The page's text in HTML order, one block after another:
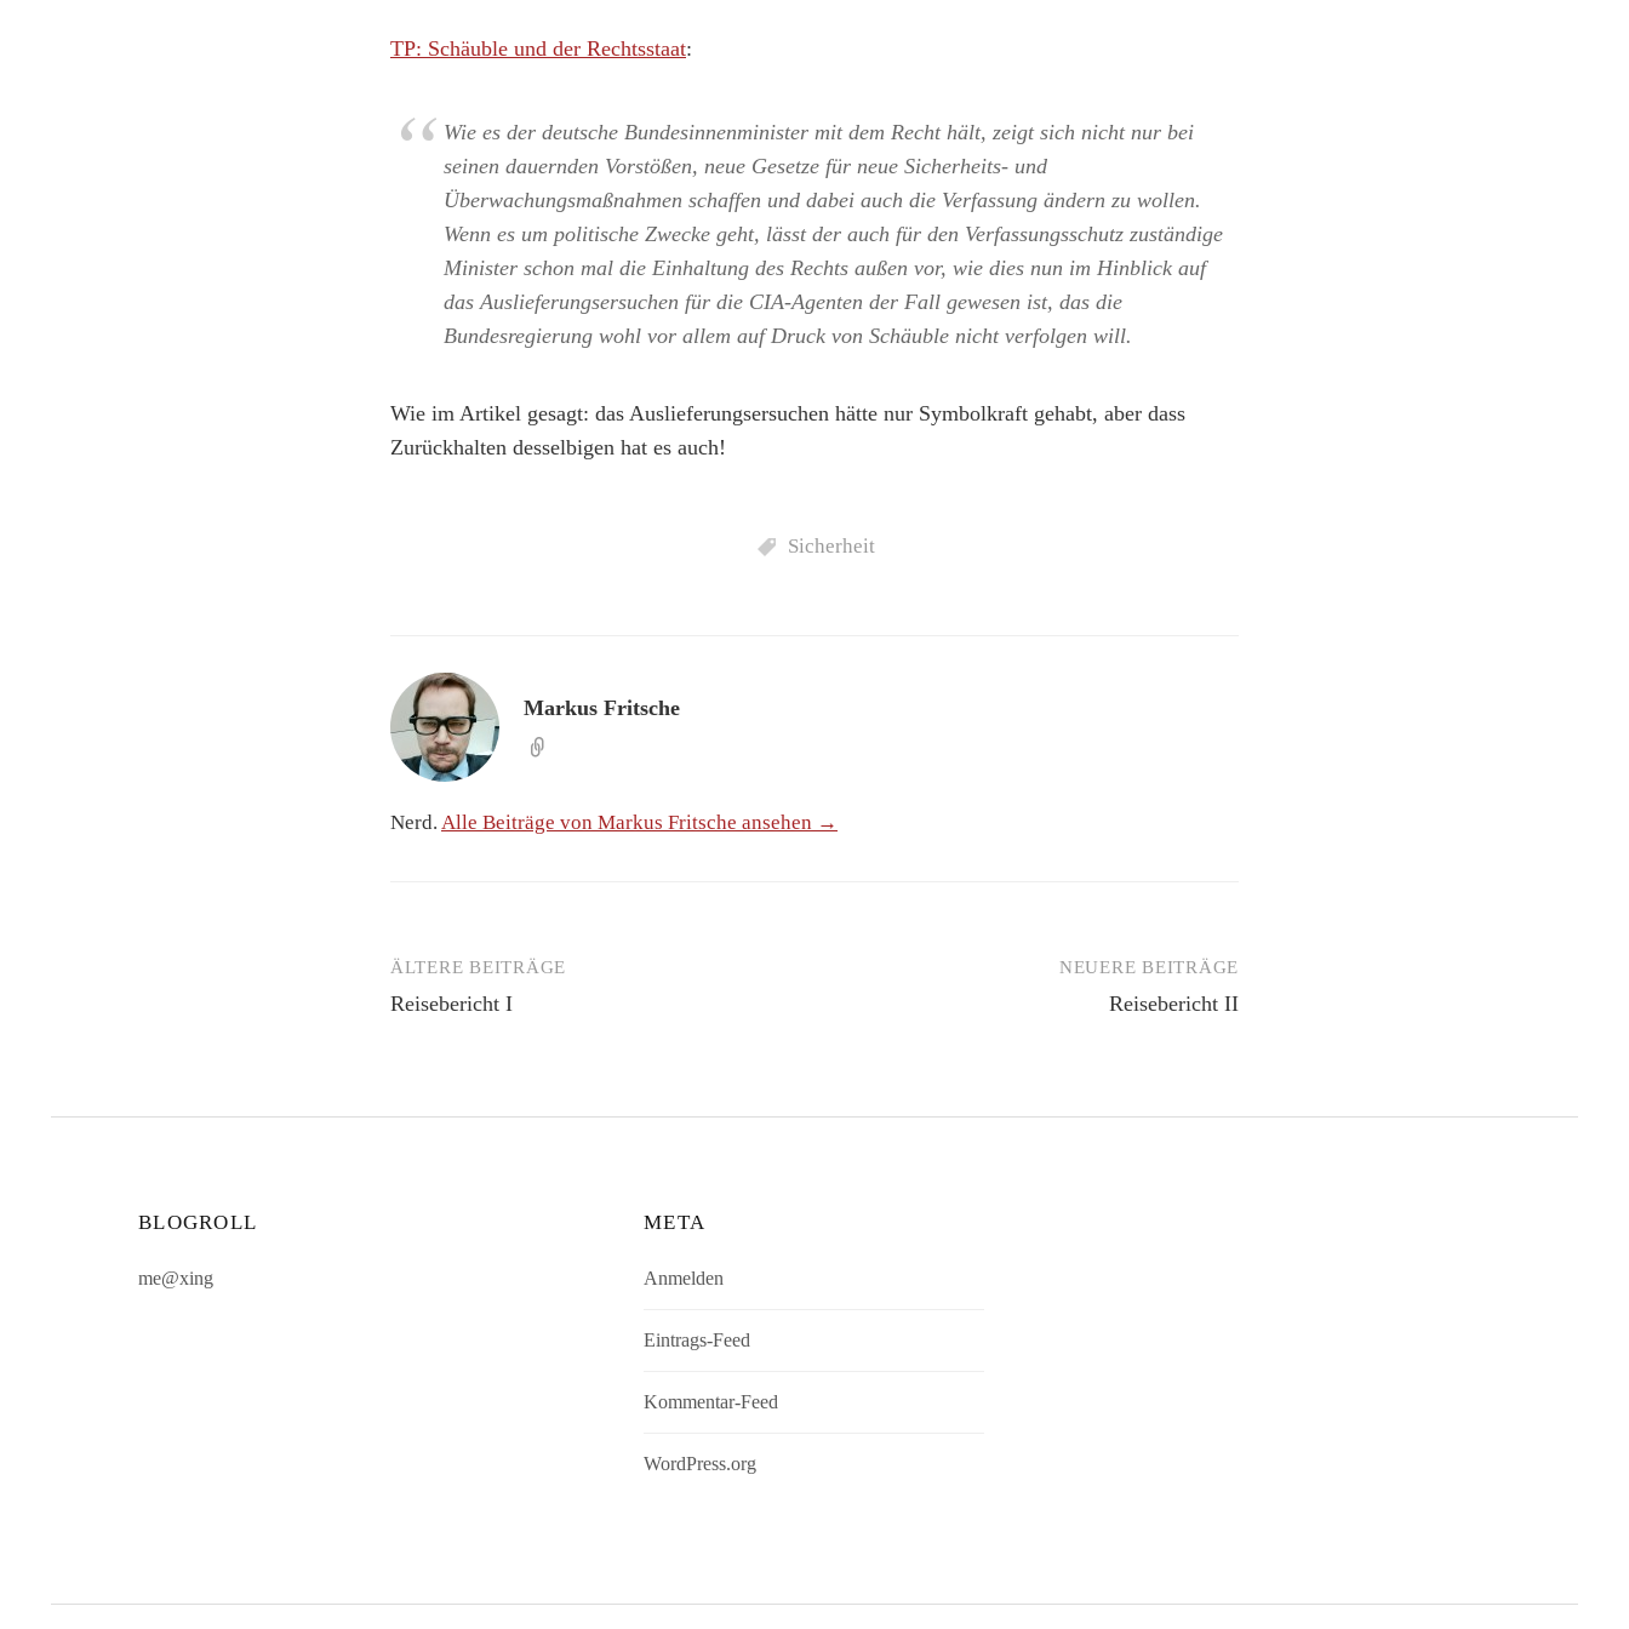
TP: Schäuble und der Rechtsstaat:
Wie es der deutsche Bundesinnenminister mit dem Recht hält, zeigt sich nicht nur bei
seinen dauernden Vorstößen, neue Gesetze für neue Sicherheits- und
Überwachungsmaßnahmen schaffen und dabei auch die Verfassung ändern zu wollen.
Wenn es um politische Zwecke geht, lässt der auch für den Verfassungsschutz zuständige
Minister schon mal die Einhaltung des Rechts außen vor, wie dies nun im Hinblick auf
das Auslieferungsersuchen für die CIA-Agenten der Fall gewesen ist, das die
Bundesregierung wohl vor allem auf Druck von Schäuble nicht verfolgen will.
Wie im Artikel gesagt: das Auslieferungsersuchen hätte nur Symbolkraft gehabt, aber dass
Zurückhalten desselbigen hat es auch!
Sicherheit
Markus Fritsche
Nerd. Alle Beiträge von Markus Fritsche ansehen →
Beitragsnavigation
ÄLTERE BEITRÄGE
Reisebericht I
NEUERE BEITRÄGE
Reisebericht II
BLOGROLL
me@xing
META
Anmelden
Eintrags-Feed
Kommentar-Feed
WordPress.org